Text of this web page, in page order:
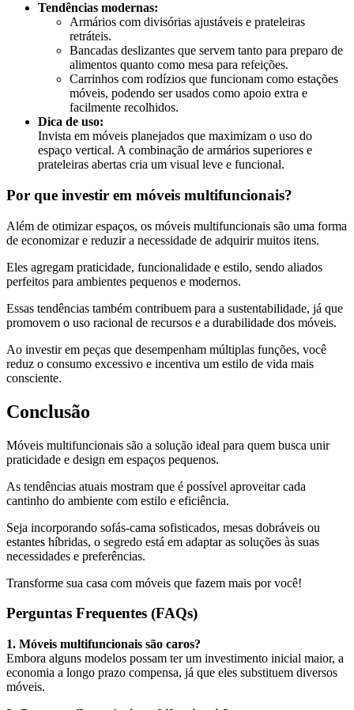
Tendências modernas:
Armários com divisórias ajustáveis e prateleiras
retráteis.
Bancadas deslizantes que servem tanto para preparo de
alimentos quanto como mesa para refeições.
Carrinhos com rodízios que funcionam como estações
móveis, podendo ser usados como apoio extra e
facilmente recolhidos.
Dica de uso:
Invista em móveis planejados que maximizam o uso do
espaço vertical. A combinação de armários superiores e
prateleiras abertas cria um visual leve e funcional.
Por que investir em móveis multifuncionais?
Além de otimizar espaços, os móveis multifuncionais são uma forma
de economizar e reduzir a necessidade de adquirir muitos itens.
Eles agregam praticidade, funcionalidade e estilo, sendo aliados
perfeitos para ambientes pequenos e modernos.
Essas tendências também contribuem para a sustentabilidade, já que
promovem o uso racional de recursos e a durabilidade dos móveis.
Ao investir em peças que desempenham múltiplas funções, você
reduz o consumo excessivo e incentiva um estilo de vida mais
consciente.
Conclusão
Móveis multifuncionais são a solução ideal para quem busca unir
praticidade e design em espaços pequenos.
As tendências atuais mostram que é possível aproveitar cada
cantinho do ambiente com estilo e eficiência.
Seja incorporando sofás-cama sofisticados, mesas dobráveis ou
estantes híbridas, o segredo está em adaptar as soluções às suas
necessidades e preferências.
Transforme sua casa com móveis que fazem mais por você!
Perguntas Frequentes (FAQs)
1. Móveis multifuncionais são caros?
Embora alguns modelos possam ter um investimento inicial maior, a
economia a longo prazo compensa, já que eles substituem diversos
móveis.